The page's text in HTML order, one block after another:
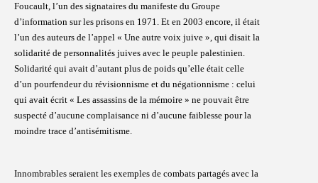
Foucault, l’un des signataires du manifeste du Groupe
d’information sur les prisons en 1971. Et en 2003 encore, il était
l’un des auteurs de l’appel « Une autre voix juive », qui disait la
solidarité de personnalités juives avec le peuple palestinien.
Solidarité qui avait d’autant plus de poids qu’elle était celle
d’un pourfendeur du révisionnisme et du négationnisme : celui
qui avait écrit « Les assassins de la mémoire » ne pouvait être
suspecté d’aucune complaisance ni d’aucune faiblesse pour la
moindre trace d’antisémitisme.
Innombrables seraient les exemples de combats partagés avec la